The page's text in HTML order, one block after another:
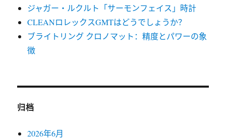
ジャガー・ルクルト「サーモンフェイス」時計
CLEANロレックスGMTはどうでしょうか？
ブライトリング クロノマット：精度とパワーの象
徴
归档
2026年6月